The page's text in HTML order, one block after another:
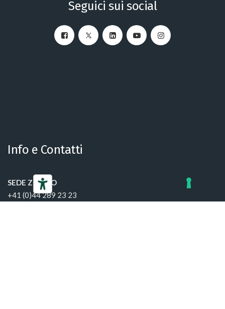
Seguici sui social
Info e Contatti
SEDE ZURIGO
+41 (0)44 289 23 23